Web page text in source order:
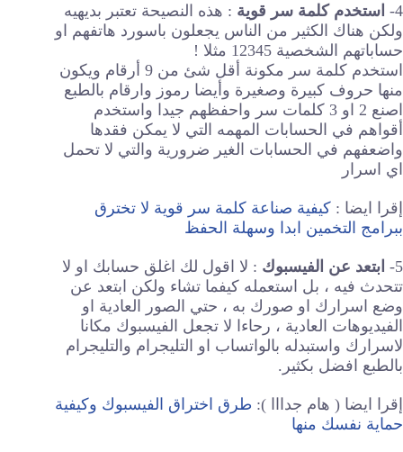
4- استخدم كلمة سر قوية : هذه النصيحة تعتبر بديهيه
ولكن هناك الكثير من الناس يجعلون باسورد هاتفهم او
حساباتهم الشخصية 12345 مثلا !
استخدم كلمة سر مكونة أقل شئ من 9 أرقام ويكون
منها حروف كبيرة وصغيرة وأيضا رموز وارقام بالطبع
اصنع 2 او 3 كلمات سر واحفظهم جيدا واستخدم
أقواهم في الحسابات المهمه التي لا يمكن فقدها
واضعفهم في الحسابات الغير ضرورية والتي لا تحمل
اي اسرار
إقرا ايضا : كيفية صناعة كلمة سر قوية لا تخترق
ببرامج التخمين ابدا وسهلة الحفظ
5- ابتعد عن الفيسبوك : لا اقول لك اغلق حسابك او لا
تتحدث فيه ، بل استعمله كيفما تشاء ولكن ابتعد عن
وضع اسرارك او صورك به ، حتي الصور العادية او
الفيديوهات العادية ، رحاءا لا تجعل الفيسبوك مكانا
لاسرارك واستبدله بالواتساب او التليجرام والتليجرام
بالطبع افضل بكثير.
إقرا ايضا ( هام جدااا ): طرق اختراق الفيسبوك وكيفية
حماية نفسك منها